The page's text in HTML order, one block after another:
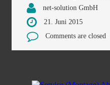
net-solution GmbH
21. Juni 2015
Comments are closed